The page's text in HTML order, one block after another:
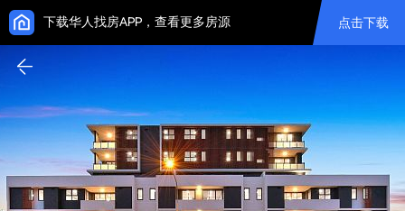
下载华人找房APP，查看更多房源 点击下载